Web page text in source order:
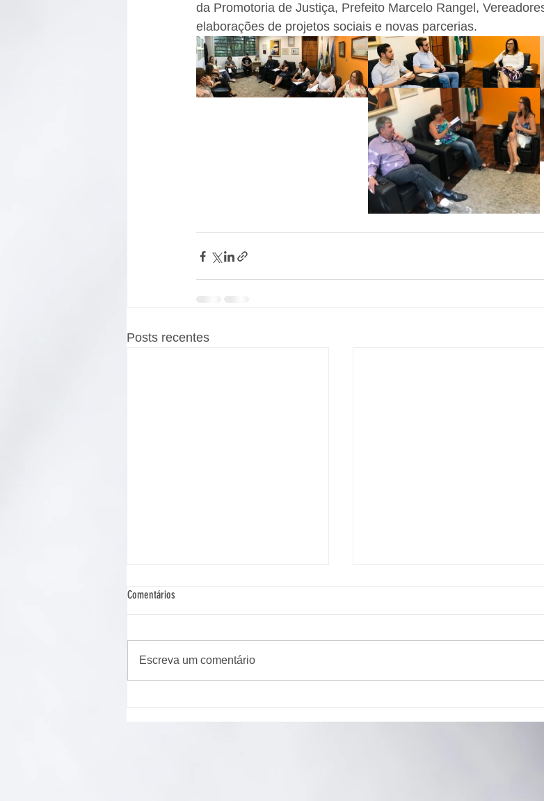
da Promotoria de Justiça, Prefeito Marcelo Rangel,
elaborações de projetos sociais e novas parcerias.
Posts recentes
Comentários
Escreva um comentário